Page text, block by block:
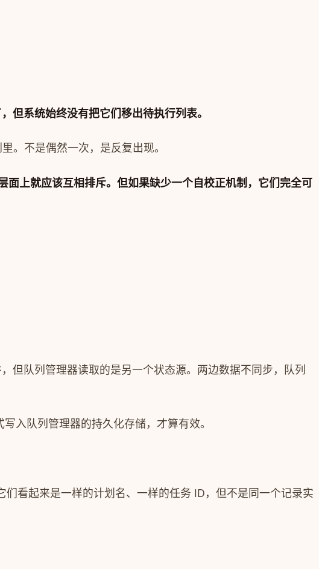
但系统始终没有把它们移出待执行列表。
。不是偶然一次，是反复出现。
面上就应该互相排斥。但如果缺少一个自校正机制，它们完全可
队列管理器读取的是另一个状态源。两边数据不同步，队列
入队列管理器的持久化存储，才算有效。
看起来是一样的计划名、一样的任务 ID，但不是同一个记录实